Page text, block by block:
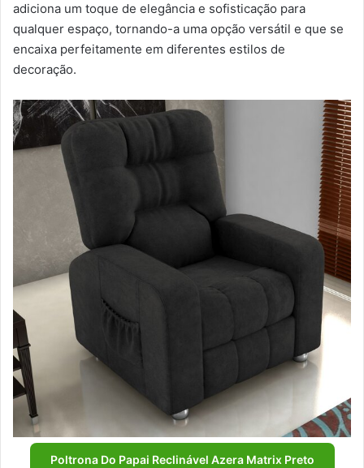
adiciona um toque de elegância e sofisticação para
qualquer espaço, tornando-a uma opção versátil e que se
encaixa perfeitamente em diferentes estilos de
decoração.
Poltrona Do Papai Reclinável Azera Matrix Preto